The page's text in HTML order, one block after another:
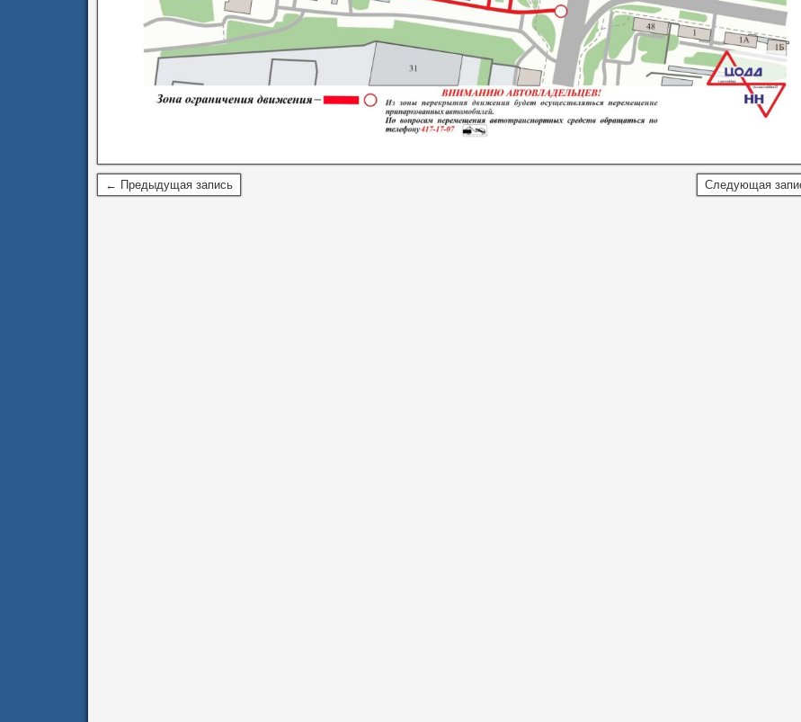
← Предыдущая запись Следующая